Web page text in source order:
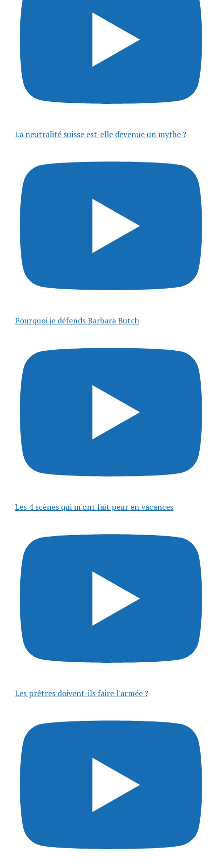
La neutralité suisse est-elle devenue un mythe ?
Pourquoi je défends Barbara Butch
Les 4 scènes qui m'ont fait peur en vacances
Les prêtres doivent-ils faire l'armée ?